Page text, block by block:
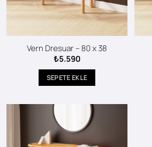
Vern Dresuar – 80 x 38
₺5.590
SEPETE EKLE